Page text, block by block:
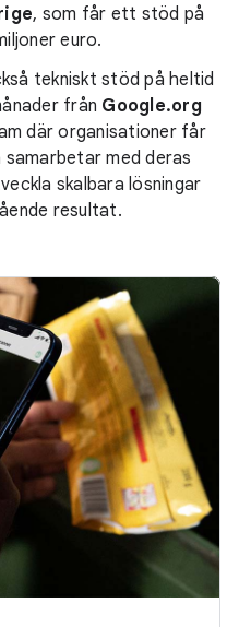
, som får ett stöd på
euro.
tekniskt stöd på heltid
från Google.org
där organisationer får
med deras
skalbara lösningar
resultat.